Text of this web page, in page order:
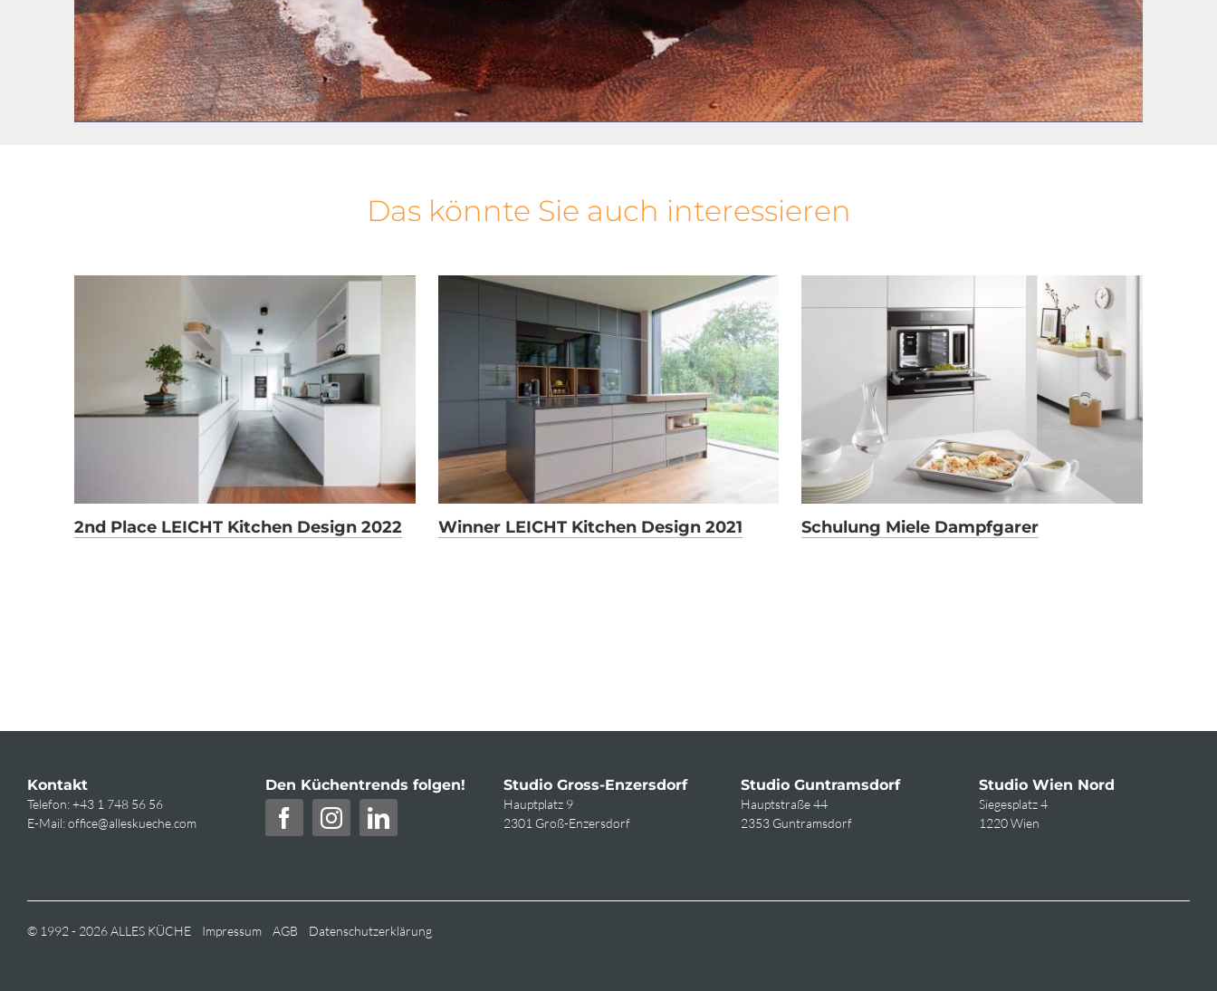
Das könnte Sie auch interessieren
2nd Place LEICHT
Kitchen Design 2022
2nd Place LEICHT Kitchen Design 2022
Winner LEICHT Kitchen
Design 2021
Winner LEICHT Kitchen Design 2021
Schulung Miele
Dampfgarer
Schulung Miele Dampfgarer
Kontakt
Telefon:+43 1 748 56 56
E-Mail:office@alleskueche.com
Den Küchentrends folgen! Studio Gross-Enzersdorf
Hauptplatz 9
2301 Groß-Enzersdorf
Studio Guntramsdorf
Hauptstraße 44
2353 Guntramsdorf
Studio Wien Nord
Siegesplatz 4
1220 Wien
© 1992 - 2026 ALLES KÜCHE Impressum AGB Datenschutzerklärung